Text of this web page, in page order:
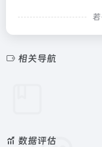
相关导航
数据评估